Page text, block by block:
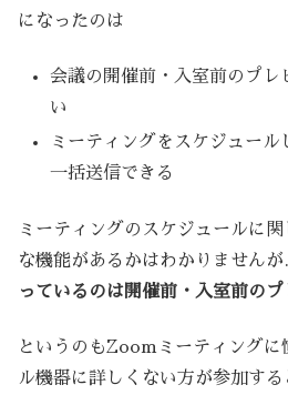
になったのは
会議の開催前・入室前のプレ
い
ミーティングをスケジュール
一括送信できる
ミーティングのスケジュールに
な機能があるかはわかりません
っているのは開催前・入室前の
というのもZoomミーティングに
ル機器に詳しくない方が参加する